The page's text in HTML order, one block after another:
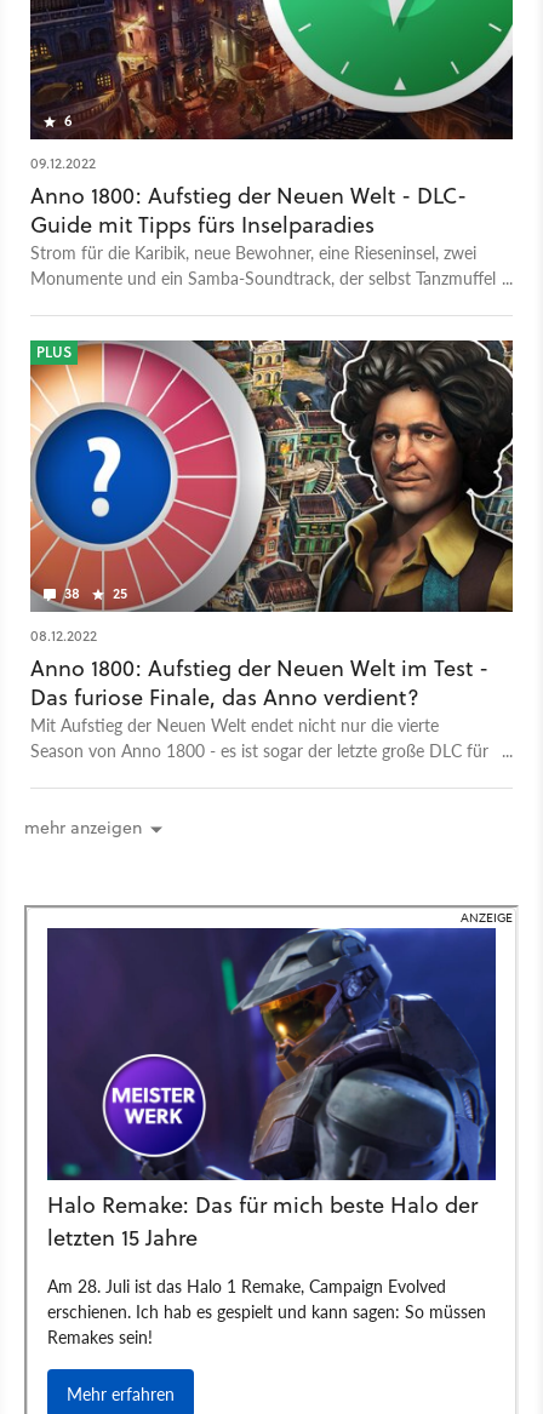
Anno 1800 richtig loslegen wollt, haben wir noch einen
praktischen Guide mit allen Infos, die (Wieder-)Einsteiger
brauchen, um möglichst viel Spaß im Game zu haben. Was
haltet ihr vom finalen DLC von Anno 1800? Schreibt es uns in
die Kommentare!
6
09.12.2022
Anno 1800: Aufstieg der Neuen Welt - DLC-
Guide mit Tipps fürs Inselparadies
Strom für die Karibik, neue Bewohner, eine Rieseninsel, zwei
Monumente und ein Samba-Soundtrack, der selbst Tanzmuffel
38 25
PLUS
08.12.2022
Anno 1800: Aufstieg der Neuen Welt im Test -
Das furiose Finale, das Anno verdient?
Mit Aufstieg der Neuen Welt endet nicht nur die vierte
Season von Anno 1800 - es ist sogar der letzte große DLC für
mehr anzeigen